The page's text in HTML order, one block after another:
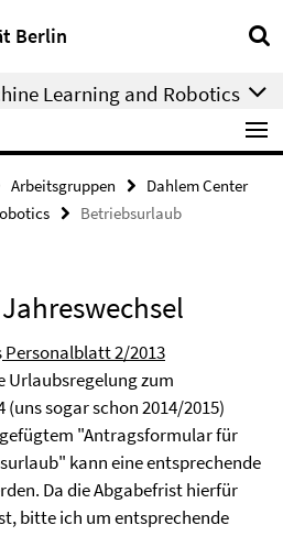
Berlin
Learning and Robotics
Arbeitsgruppen
Dahlem Center
Betriebsurlaub
Personalblatt 2/2013
zum
sogar schon 2014/2015)
"Antragsformular für
kann eine entsprechende
Da die Abgabefrist hierfür
bitte ich um entsprechende